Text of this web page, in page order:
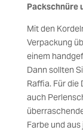
Packschnüre
Mit den
Verpackung
einem
Dann sollten
Raffia. Für die
auch
Farbe und